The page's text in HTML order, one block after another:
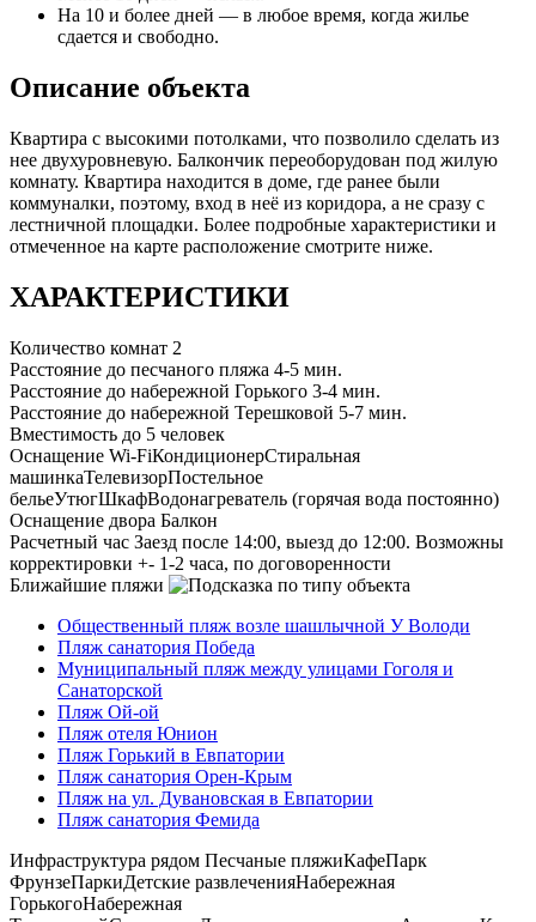
На 10 и более дней — в любое время, когда жилье
сдается и свободно.
Описание объекта
Квартира с высокими потолками, что позволило сделать из
нее двухуровневую. Балкончик переоборудован под жилую
комнату. Квартира находится в доме, где ранее были
коммуналки, поэтому, вход в неё из коридора, а не сразу с
лестничной площадки. Более подробные характеристики и
отмеченное на карте расположение смотрите ниже.
ХАРАКТЕРИСТИКИ
Количество комнат 2
Расстояние до песчаного пляжа 4-5 мин.
Расстояние до набережной Горького 3-4 мин.
Расстояние до набережной Терешковой 5-7 мин.
Вместимость до 5 человек
Оснащение Wi-FiКондиционерСтиральная
машинкаТелевизорПостельное
бельеУтюгШкафВодонагреватель (горячая вода постоянно)
Оснащение двора Балкон
Расчетный час Заезд после 14:00, выезд до 12:00. Возможны
корректировки +- 1-2 часа, по договоренности
Ближайшие пляжи
Общественный пляж возле шашлычной У Володи
Пляж санатория Победа
Муниципальный пляж между улицами Гоголя и
Санаторской
Пляж Ой-ой
Пляж отеля Юнион
Пляж Горький в Евпатории
Пляж санатория Орен-Крым
Пляж на ул. Дувановская в Евпатории
Пляж санатория Фемида
Инфраструктура рядом Песчаные пляжиКафеПарк
ФрунзеПаркиДетские развлеченияНабережная
ГорькогоНабережная